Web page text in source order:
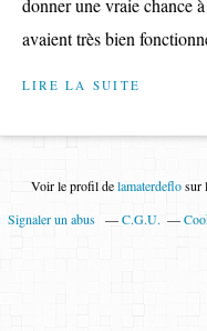
donner une vraie chance
avaient très bien
LIRE LA SUITE
Voir le profil delamaterdeflosur
Signaler un abus
C.G.U.